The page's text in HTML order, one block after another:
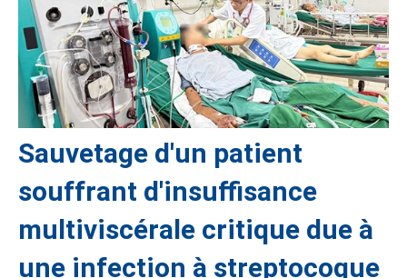
Sauvetage d'un patient
souffrant d'insuffisance
multiviscérale critique due à
une infection à streptocoque